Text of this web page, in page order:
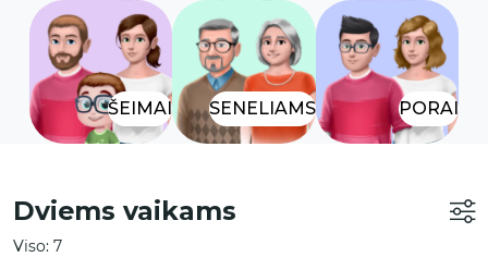
ŠEIMAI SENELIAMS PORAI
Dviems vaikams
Viso: 7